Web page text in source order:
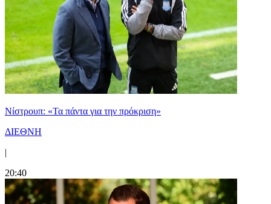
Νίστρουπ: «Τα πάντα για την πρόκριση»
ΔΙΕΘΝΗ
|
20:40